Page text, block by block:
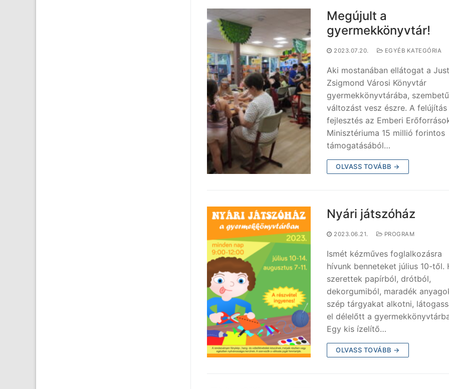
Megújult a
gyermekkönyvtár!
2023.07.20. EGYÉB KATEGÓRIA
Aki mostanában ellátogat a
Zsigmond Városi Könyvtár
gyermekkönyvtárába,
változást vesz észre. A felújítás
fejlesztés az Emberi
Minisztériuma 15 millió forintos
támogatásából…
OLVASS TOVÁBB →
Nyári játszóház
2023.06.21. PROGRAM
Ismét kézműves foglalkozásra
hívunk benneteket július 10-től.
szerettek papírból, drótból,
dekorgumiból, maradék
szép tárgyakat alkotni,
el délelőtt a
Egy kis ízelítő…
OLVASS TOVÁBB →